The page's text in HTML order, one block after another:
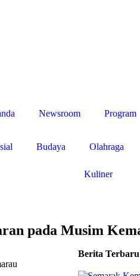
Newsroom Program
Budaya Olahraga
Kuliner
pada Musim
Berita Terbaru